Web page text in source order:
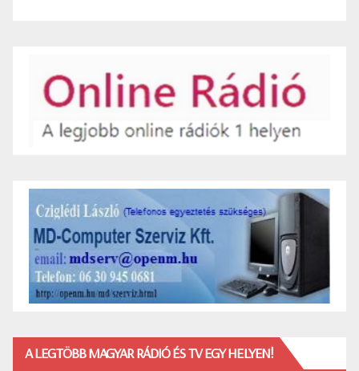
A LEGTÖBB MAGYAR RÁDIÓ ÉS TV EGY HELYEN!